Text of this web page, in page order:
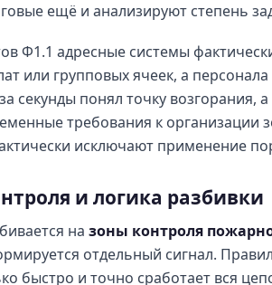
ещё и анализируют степень
Ф1.1 адресные системы
или групповых ячеек, а
секунды понял точку возгорания,
требования к организации
исключают применение
и логика разбивки
назоны контроля
отдельный сигнал.
быстро и точно сработает вся